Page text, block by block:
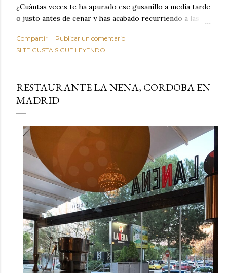
¿Cuántas veces te ha apurado ese gusanillo a media tarde
o justo antes de cenar y has acabado recurriendo a las
típicas patatas de bolsa, frutos secos fritos o snacks
ultraprocesados llenos de grasas saturadas y sodio?
Todos hemos estado ahí. Sin embargo, cuidarse no tiene
satisface. Estas alubias crujientes al horno van a cambiar
por completo tu forma de ver las legumbres. Olvídate de
asociar las alubias únicamente a los guisos tradicionales y
revolucionaria, transformaremos un ingrediente tan
humilde como la alubia de La Bañeza en un snack ligero,
dorado, cargado de proteína y 100% natural. Es el
sustituto perfecto a los frutos se...
Compartir
Publicar un comentario
SI TE GUSTA SIGUE LEYENDO............
RESTAURANTE LA NENA, CORDOBA EN
MADRID